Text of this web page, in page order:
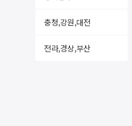
충청,강원,대전
전라,경상,부산